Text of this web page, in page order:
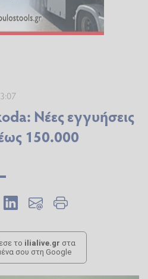
Νέες εγγυήσεις
150.000
το ilialive.gr στα
σου στη Google